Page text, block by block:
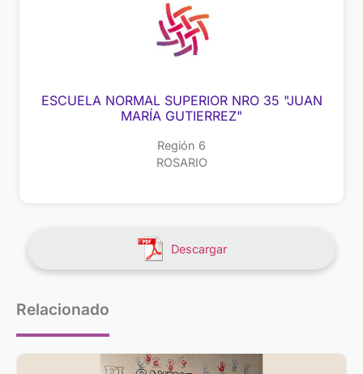
ESCUELA NORMAL SUPERIOR NRO 35 "JUAN
MARÍA GUTIERREZ"
Región 6
ROSARIO
Descargar
Relacionado